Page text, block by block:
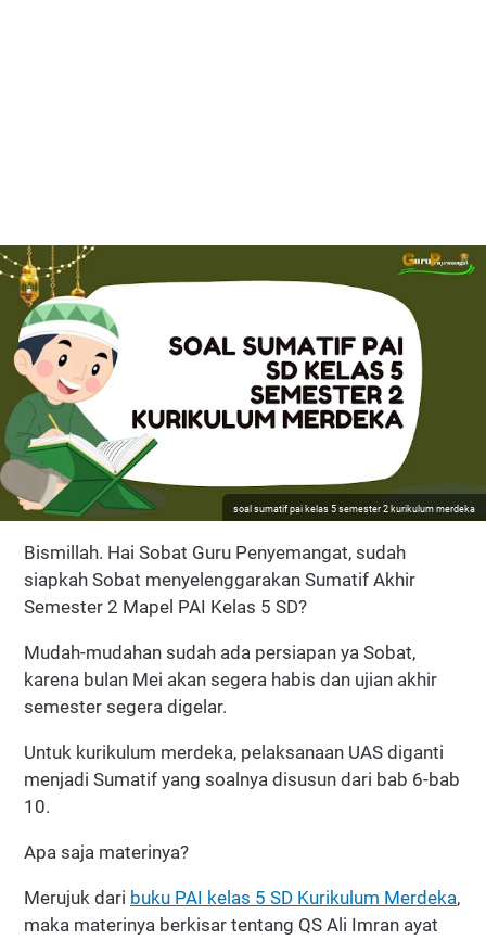
soal sumatif pai kelas 5 semester 2 kurikulum merdeka
Bismillah. Hai Sobat Guru Penyemangat, sudah
siapkah Sobat menyelenggarakan Sumatif Akhir
Semester 2 Mapel PAI Kelas 5 SD?
Mudah-mudahan sudah ada persiapan ya Sobat,
karena bulan Mei akan segera habis dan ujian akhir
semester segera digelar.
Untuk kurikulum merdeka, pelaksanaan UAS diganti
menjadi Sumatif yang soalnya disusun dari bab 6-bab
10.
Apa saja materinya?
Merujuk dari buku PAI kelas 5 SD Kurikulum Merdeka,
maka materinya berkisar tentang QS Ali Imran ayat